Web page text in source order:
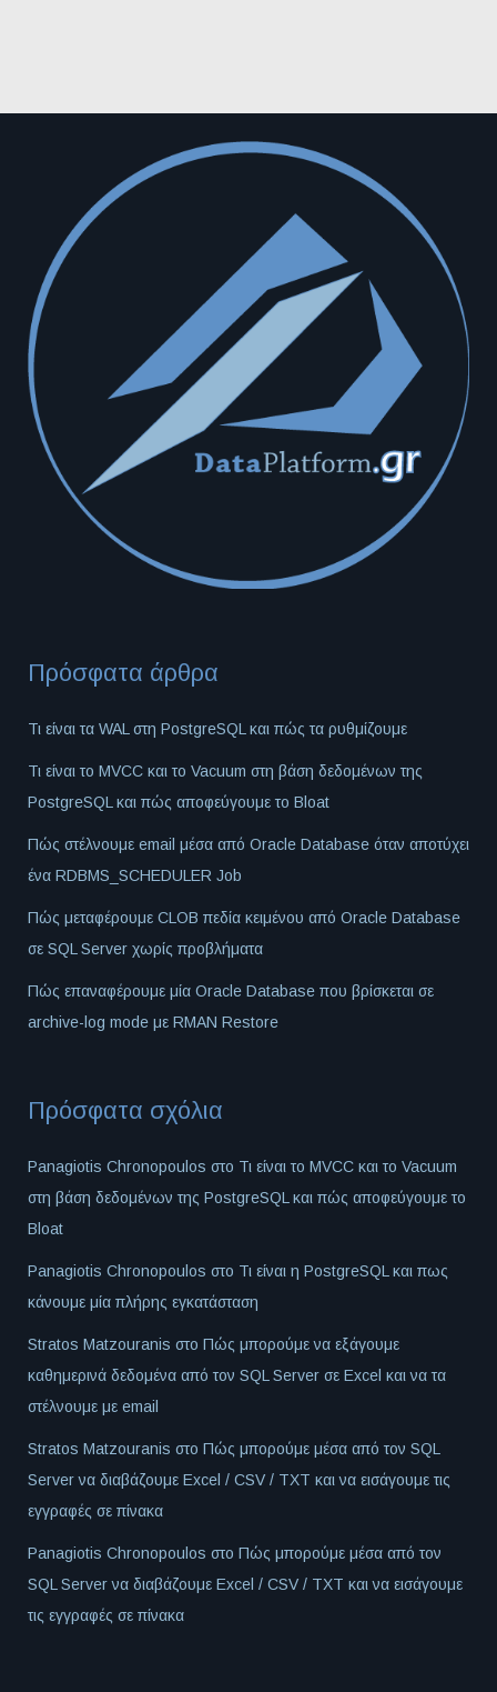
Πρόσφατα άρθρα
Τι είναι τα WAL στη PostgreSQL και πώς τα ρυθμίζουμε
Τι είναι το MVCC και το Vacuum στη βάση δεδομένων της
PostgreSQL και πώς αποφεύγουμε το Bloat
Πώς στέλνουμε email μέσα από Oracle Database όταν αποτύχει
ένα RDBMS_SCHEDULER Job
Πώς μεταφέρουμε CLOB πεδία κειμένου από Oracle Database
σε SQL Server χωρίς προβλήματα
Πώς επαναφέρουμε μία Oracle Database που βρίσκεται σε
archive-log mode με RMAN Restore
Πρόσφατα σχόλια
Panagiotis Chronopoulos στο Τι είναι το MVCC και το Vacuum
στη βάση δεδομένων της PostgreSQL και πώς αποφεύγουμε το
Bloat
Panagiotis Chronopoulos στο Τι είναι η PostgreSQL και πως
κάνουμε μία πλήρης εγκατάσταση
Stratos Matzouranis στο Πώς μπορούμε να εξάγουμε
καθημερινά δεδομένα από τον SQL Server σε Excel και να τα
στέλνουμε με email
Stratos Matzouranis στο Πώς μπορούμε μέσα από τον SQL
Server να διαβάζουμε Excel / CSV / TXT και να εισάγουμε τις
εγγραφές σε πίνακα
Panagiotis Chronopoulos στο Πώς μπορούμε μέσα από τον
SQL Server να διαβάζουμε Excel / CSV / TXT και να εισάγουμε
τις εγγραφές σε πίνακα